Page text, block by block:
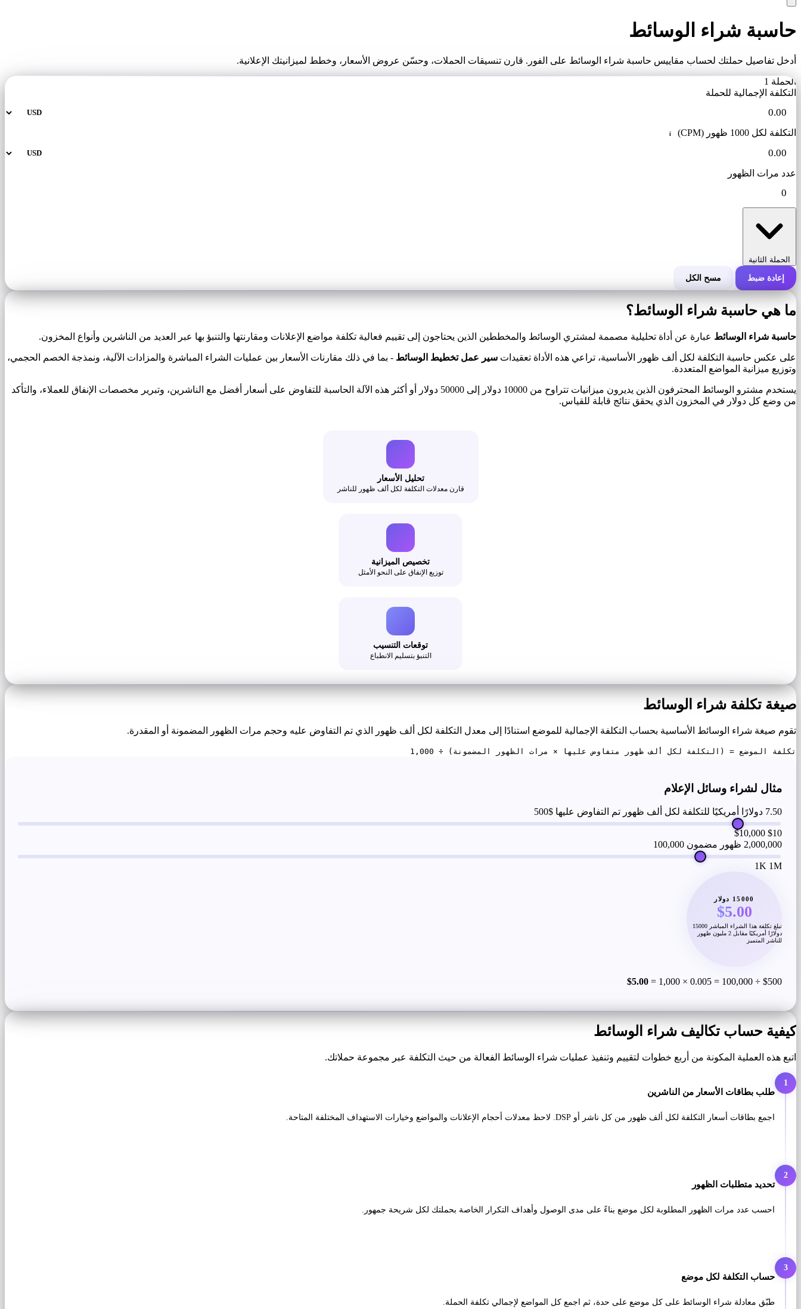
حاسبة شراء الوسائط
أدخل تفاصيل حملتك لحساب مقاييس حاسبة شراء الوسائط على الفور. قارن تنسيقات الحملات، وحسّن عروض الأسعار، وخطط لميزانيتك الإعلانية.
الحملة 1
التكلفة الإجمالية للحملة
التكلفة لكل 1000 ظهور (CPM) i
عدد مرات الظهور
الحملة الثانية
التكلفة الإجمالية للحملة
عدد مرات الظهور
إعادة ضبط مسح الكل
ما هي حاسبة شراء الوسائط؟
حاسبة شراء الوسائط عبارة عن أداة تحليلية مصممة لمشتري الوسائط والمخططين الذين يحتاجون إلى تقييم فعالية تكلفة مواضع الإعلانات ومقارنتها والتنبؤ بها عبر العديد من الناشرين وأنواع المخزون.
على عكس حاسبة التكلفة لكل ألف ظهور الأساسية، تراعي هذه الأداة تعقيدات سير عمل تخطيط الوسائط - بما في ذلك مقارنات الأسعار بين عمليات الشراء المباشرة والمزادات الآلية، ونمذجة الخصم الحجمي،
وتوزيع ميزانية المواضع المتعددة.
يستخدم مشترو الوسائط المحترفون الذين يديرون ميزانيات تتراوح من 10000 دولار إلى 50000 دولار أو أكثر هذه الآلة الحاسبة للتفاوض على أسعار أفضل مع الناشرين، وتبرير مخصصات الإنفاق للعملاء، والتأكد
من وضع كل دولار في المخزون الذي يحقق نتائج قابلة للقياس.
تحليل الأسعار
قارن معدلات التكلفة لكل ألف ظهور للناشر
تخصيص الميزانية
توزيع الإنفاق على النحو الأمثل
توقعات التنسيب
التنبؤ بتسليم الانطباع
صيغة تكلفة شراء الوسائط
تقوم صيغة شراء الوسائط الأساسية بحساب التكلفة الإجمالية للموضع استنادًا إلى معدل التكلفة لكل ألف ظهور الذي تم التفاوض عليه وحجم مرات الظهور المضمونة أو المقدرة.
تكلفة الموضع = (التكلفة لكل ألف ظهور متفاوض عليها × مرات الظهور المضمونة) ÷ 1,000
مثال لشراء وسائل الإعلام
7.50 دولارًا أمريكيًا للتكلفة لكل ألف ظهور تم التفاوض عليها $500
$10
$10,000
2,000,000 ظهور مضمون
100,000
1K 1M
15000 دولار
$5.00
تبلغ تكلفة هذا الشراء المباشر 15000
دولارًا أمريكيًا مقابل 2 مليون ظهور
للناشر المتميز
$500 ÷ 100,000 = 0.005 × 1,000 =
$5.00
كيفية حساب تكاليف شراء الوسائط
اتبع هذه العملية المكونة من أربع خطوات لتقييم وتنفيذ عمليات شراء الوسائط الفعالة من حيث التكلفة عبر مجموعة حملاتك.
1
طلب بطاقات الأسعار من الناشرين
اجمع بطاقات أسعار التكلفة لكل ألف ظهور من كل ناشر أو DSP. لاحظ معدلات أحجام الإعلانات والمواضع وخيارات الاستهداف المختلفة المتاحة.
2
تحديد متطلبات الظهور
احسب عدد مرات الظهور المطلوبة لكل موضع بناءً على مدى الوصول وأهداف التكرار الخاصة بحملتك لكل شريحة جمهور.
3
حساب التكلفة لكل موضع
طبّق معادلة شراء الوسائط على كل موضع على حدة، ثم اجمع كل المواضع لإجمالي تكلفة الحملة.